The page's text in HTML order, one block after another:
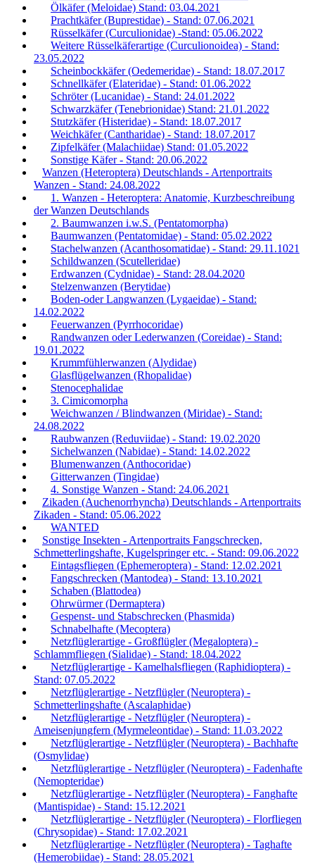
Ölkäfer (Meloidae) Stand: 03.04.2021
Prachtkäfer (Buprestidae) - Stand: 07.06.2021
Rüsselkäfer (Curculionidae) -Stand: 05.06.2022
Weitere Rüsselkäferartige (Curculionoidea) - Stand:
23.05.2022
Scheinbockkäfer (Oedemeridae) - Stand: 18.07.2017
Schnellkäfer (Elateridae) - Stand: 01.06.2022
Schröter (Lucanidae) - Stand: 24.01.2022
Schwarzkäfer (Tenebrionidae) Stand: 21.01.2022
Stutzkäfer (Histeridae) - Stand: 18.07.2017
Weichkäfer (Cantharidae) - Stand: 18.07.2017
Zipfelkäfer (Malachiidae) Stand: 01.05.2022
Sonstige Käfer - Stand: 20.06.2022
Wanzen (Heteroptera) Deutschlands - Artenportraits
Wanzen - Stand: 24.08.2022
1. Wanzen - Heteroptera: Anatomie, Kurzbeschreibung
der Wanzen Deutschlands
2. Baumwanzen i.w.S. (Pentatomorpha)
Baumwanzen (Pentatomidae) - Stand: 05.02.2022
Stachelwanzen (Acanthosomatidae) - Stand: 29.11.1021
Schildwanzen (Scutelleridae)
Erdwanzen (Cydnidae) - Stand: 28.04.2020
Stelzenwanzen (Berytidae)
Boden-oder Langwanzen (Lygaeidae) - Stand:
14.02.2022
Feuerwanzen (Pyrrhocoridae)
Randwanzen oder Lederwanzen (Coreidae) - Stand:
19.01.2022
Krummfühlerwanzen (Alydidae)
Glasflügelwanzen (Rhopalidae)
Stenocephalidae
3. Cimicomorpha
Weichwanzen / Blindwanzen (Miridae) - Stand:
24.08.2022
Raubwanzen (Reduviidae) - Stand: 19.02.2020
Sichelwanzen (Nabidae) - Stand: 14.02.2022
Blumenwanzen (Anthocoridae)
Gitterwanzen (Tingidae)
4. Sonstige Wanzen - Stand: 24.06.2021
Zikaden (Auchenorrhyncha) Deutschlands - Artenportraits
Zikaden - Stand: 05.06.2022
WANTED
Sonstige Insekten - Artenportraits Fangschrecken,
Schmetterlingshafte, Kugelspringer etc. - Stand: 09.06.2022
Eintagsfliegen (Ephemeroptera) - Stand: 12.02.2021
Fangschrecken (Mantodea) - Stand: 13.10.2021
Schaben (Blattodea)
Ohrwürmer (Dermaptera)
Gespenst- und Stabschrecken (Phasmida)
Schnabelhafte (Mecoptera)
Netzflüglerartige - Großflügler (Megaloptera) -
Schlammfliegen (Sialidae) - Stand: 18.04.2022
Netzflüglerartige - Kamelhalsfliegen (Raphidioptera) -
Stand: 07.05.2022
Netzflüglerartige - Netzflügler (Neuroptera) -
Schmetterlingshafte (Ascalaphidae)
Netzflüglerartige - Netzflügler (Neuroptera) -
Ameisenjungfern (Myrmeleontidae) - Stand: 11.03.2022
Netzflüglerartige - Netzflügler (Neuroptera) - Bachhafte
(Osmylidae)
Netzflüglerartige - Netzflügler (Neuroptera) - Fadenhafte
(Nemopteridae)
Netzflüglerartige - Netzflügler (Neuroptera) - Fanghafte
(Mantispidae) - Stand: 15.12.2021
Netzflüglerartige - Netzflügler (Neuroptera) - Florfliegen
(Chrysopidae) - Stand: 17.02.2021
Netzflüglerartige - Netzflügler (Neuroptera) - Taghafte
(Hemerobiidae) - Stand: 28.05.2021